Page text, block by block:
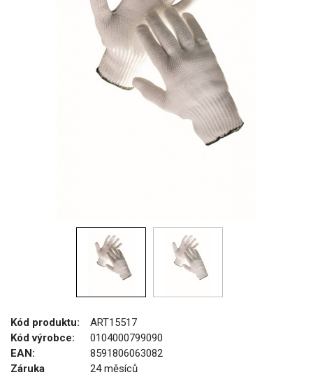
Kód produktu:
ART15517
Kód výrobce:
0104000799090
EAN:
8591806063082
Záruka
24 měsíců